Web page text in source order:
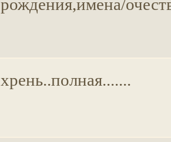
рождения,имена/
хрень..полная.......